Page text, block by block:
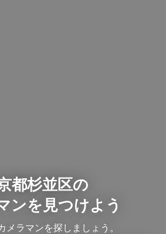
都杉並区の
ンを見つけよう
メラマンを探しましょう。